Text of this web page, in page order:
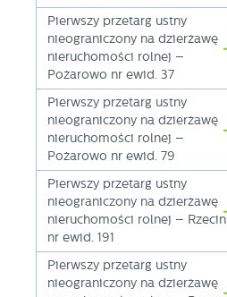
Pierwszy przetarg ustny
nieograniczony na dzierżawę
nieruchomości rolnej –
Pożarowo nr ewid. 37
Pierwszy przetarg ustny
nieograniczony na dzierżawę
nieruchomości rolnej –
Pożarowo nr ewid. 79
Pierwszy przetarg ustny
nieograniczony na dzierżawę
nieruchomości rolnej – Rzecin
nr ewid. 191
Pierwszy przetarg ustny
nieograniczony na dzierżawę